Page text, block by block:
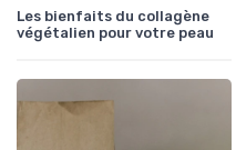
Les bienfaits du collagène
végétalien pour votre peau